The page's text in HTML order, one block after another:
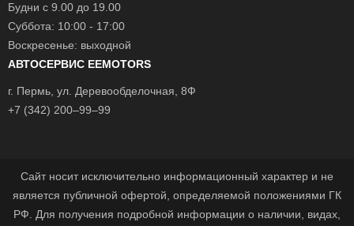
Будни с 9.00 до 19.00
Суббота: 10:00 - 17:00
Воскресенье: выходной
АВТОСЕРВИС EEMOTORS
г. Пермь , ул. Деревообделочная, 8Ф
+7 (342) 200–99–99
Сайт носит исключительно информационный характер и не
является публичной офертой, определяемой положениями ГК
РФ. Для получения подробной информации о наличии, видах,